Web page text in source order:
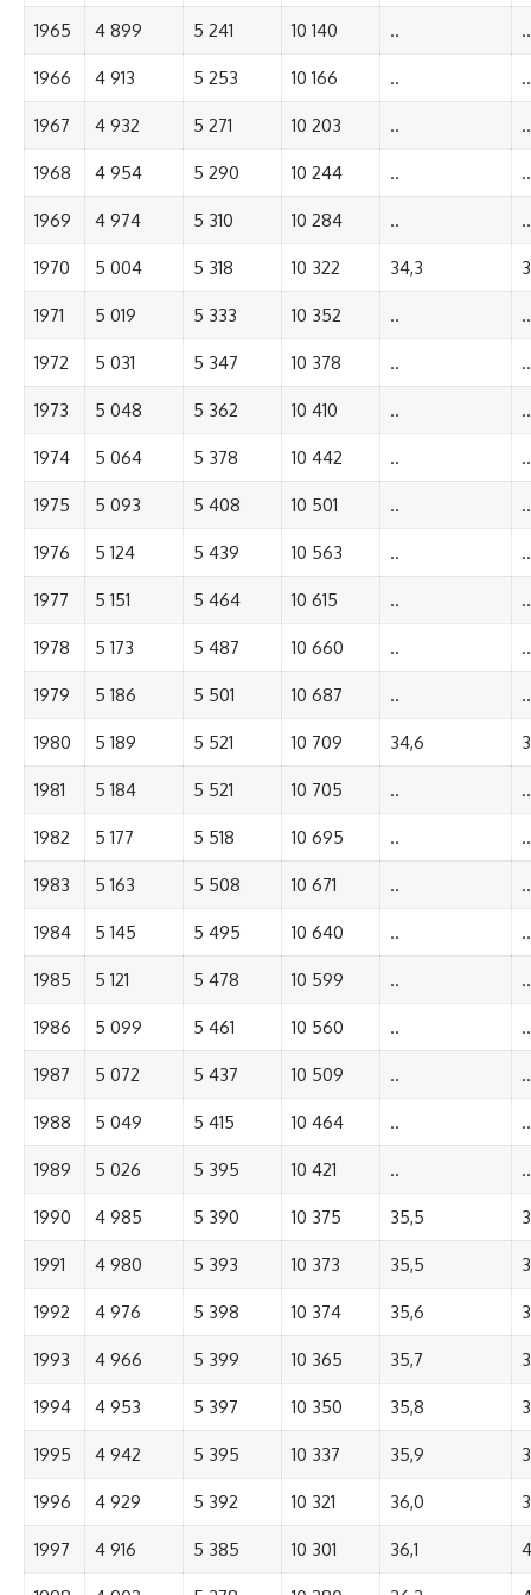
1965 4 899 5 241 10 140 .. ..
1966 4 913 5 253 10 166 .. ..
1967 4 932 5 271 10 203 .. ..
1968 4 954 5 290 10 244 .. ..
1969 4 974 5 310 10 284 .. ..
1970 5 004 5 318 10 322 34,3
1971 5 019 5 333 10 352 .. ..
1972 5 031 5 347 10 378 .. ..
1973 5 048 5 362 10 410 .. ..
1974 5 064 5 378 10 442 .. ..
1975 5 093 5 408 10 501 .. ..
1976 5 124 5 439 10 563 .. ..
1977 5 151 5 464 10 615 .. ..
1978 5 173 5 487 10 660 .. ..
1979 5 186 5 501 10 687 .. ..
1980 5 189 5 521 10 709 34,6
1981 5 184 5 521 10 705 .. ..
1982 5 177 5 518 10 695 .. ..
1983 5 163 5 508 10 671 .. ..
1984 5 145 5 495 10 640 .. ..
1985 5 121 5 478 10 599 .. ..
1986 5 099 5 461 10 560 .. ..
1987 5 072 5 437 10 509 .. ..
1988 5 049 5 415 10 464 .. ..
1989 5 026 5 395 10 421 .. ..
1990 4 985 5 390 10 375 35,5
1991 4 980 5 393 10 373 35,5
1992 4 976 5 398 10 374 35,6
1993 4 966 5 399 10 365 35,7
1994 4 953 5 397 10 350 35,8
1995 4 942 5 395 10 337 35,9
1996 4 929 5 392 10 321 36,0
1997 4 916 5 385 10 301 36,1